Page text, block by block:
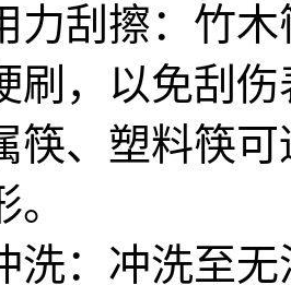
刮擦：竹木
刷，以免刮
筷、塑料筷
：冲洗至无